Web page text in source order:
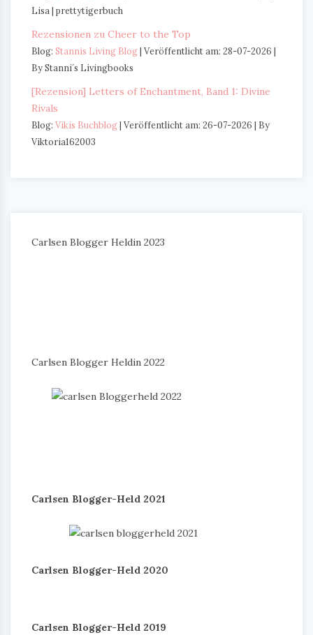
Lisa | prettytigerbuch
Rezensionen zu Cheer to the Top
Blog: Stannis Living Blog Veröffentlicht am: 28-07-2026
By Stanni´s Livingbooks
[Rezension] Letters of Enchantment, Band 1: Divine
Rivals
Blog: Vikis Buchblog Veröffentlicht am: 26-07-2026
By
Viktoria162003
Carlsen Blogger Heldin 2023
Carlsen Blogger Heldin 2022
Carlsen Blogger-Held 2021
Carlsen Blogger-Held 2020
Carlsen Blogger-Held 2019